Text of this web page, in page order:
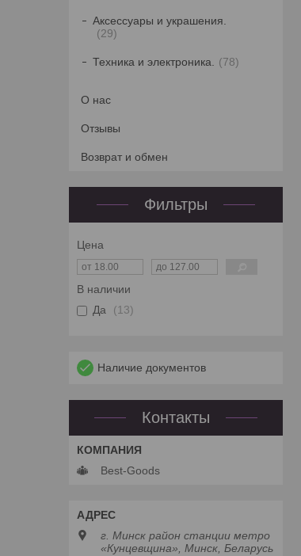
Аксессуары и украшения.
29
Техника и электроника. 78
О нас
Отзывы
Возврат и обмен
Фильтры
Цена
В наличии
Да
13
Наличие документов
Контакты
Best-Goods
г. Минск район станции метро
«Кунцевщина», Минск, Беларусь